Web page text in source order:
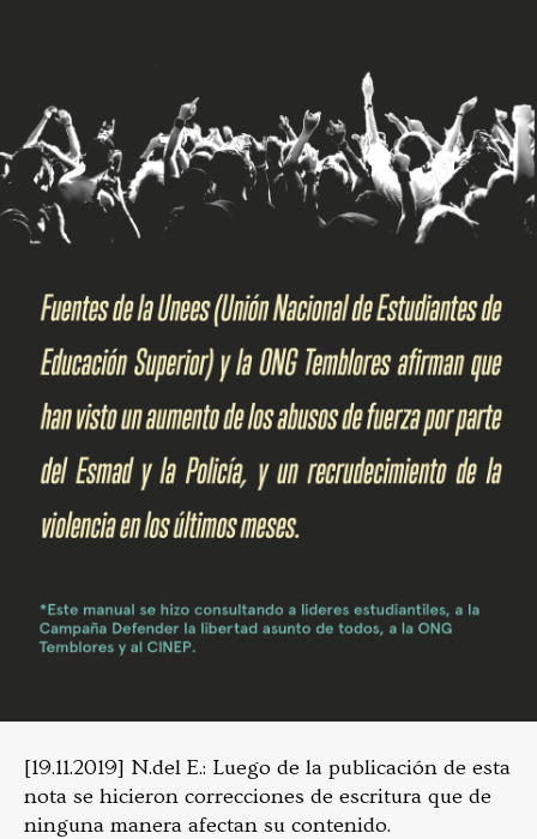
[19.11.2019] N.del E.: Luego de la publicación de esta
nota se hicieron correcciones de escritura que de
ninguna manera afectan su contenido.